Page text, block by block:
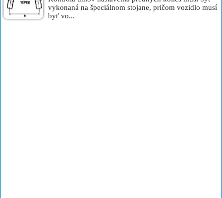
vykonaná na špeciálnom stojane, pričom vozidlo musí
byť vo...